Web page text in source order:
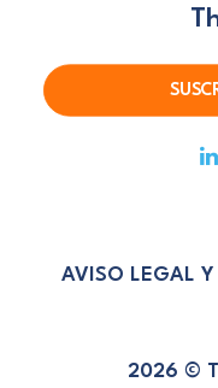
AVISO LEGAL Y
2026 ©